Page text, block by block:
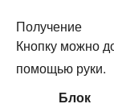
Получение
Кнопку можно
помощью руки.
Блок